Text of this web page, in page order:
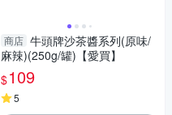
商店 牛頭牌沙茶醬系列(原味/
麻辣)(250g/罐)【愛買】
$109
5